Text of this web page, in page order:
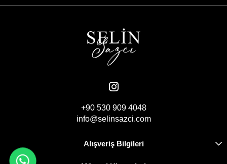
+90 530 909 4048
info@selinsazci.com
Alışveriş Bilgileri